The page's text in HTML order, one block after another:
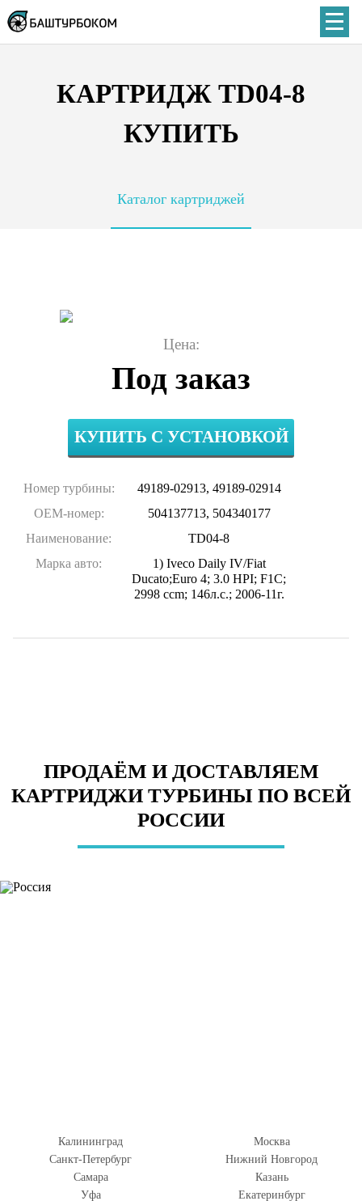
КАРТРИДЖ TD04-8
КУПИТЬ
Каталог картриджей
Цена:
Под заказ
КУПИТЬ С УСТАНОВКОЙ
Номер турбины:
49189-02913, 49189-02914
OEM-номер:
504137713, 504340177
Наименование:
TD04-8
Марка авто:
1) Iveco Daily IV/Fiat
Ducato;Euro 4; 3.0 HPI; F1C;
2998 ccm; 146л.с.; 2006-11г.
ПРОДАЁМ И ДОСТАВЛЯЕМ
КАРТРИДЖИ ТУРБИНЫ ПО ВСЕЙ
РОССИИ
Калининград
Москва
Санкт-Петербург
Нижний Новгород
Самара
Казань
Уфа
Екатеринбург